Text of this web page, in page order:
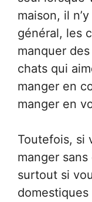
maison, il
général, les
manquer
chats qui
manger en
manger en
Toutefois, si
manger
surtout si